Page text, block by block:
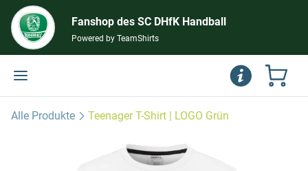
Fanshop des SC DHfK Handball
Powered by TeamShirts
Alle Produkte Teenager T-Shirt | LOGO Grün